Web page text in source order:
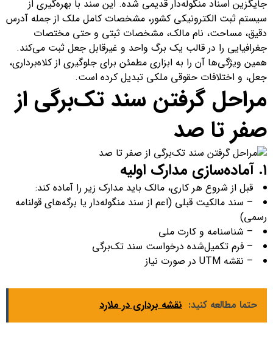
جایگزین اسناد منگوله‌دار قدیمی شده. این سند با بهره‌گیری از
سیستم ثبت الکترونیکی کشور، مشخصات کامل ملک از جمله آدرس
دقیق، مساحت، نام مالک، مشخصات ثبتی و حتی مختصات
جغرافیایی را در قالب یک برگ واحد و غیرقابل جعل ثبت می‌کند.
همین ویژگی‌ها آن را به ابزاری مطمئن برای جلوگیری از کلاه‌برداری،
جعل، و اختلافات حقوقی ملکی تبدیل کرده است.
مراحل گرفتن سند تک‌برگی از
صفر تا صد
۱. آماده‌سازی مدارک اولیه
قبل از شروع هر کاری، مالک باید مدارک زیر را آماده کند:
– سند مالکیت قبلی (اعم از سند منگوله‌دار یا برگه‌های قولنامه
رسمی)
– شناسنامه و کارت ملی
– فرم تکمیل‌شده درخواست سند تک‌برگی
– نقشه UTM در صورت نیاز
حتما مطالعه کنید: نقشه برداری در ملارد